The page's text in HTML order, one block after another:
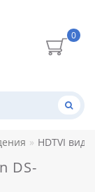
0
HDTVI
DS-